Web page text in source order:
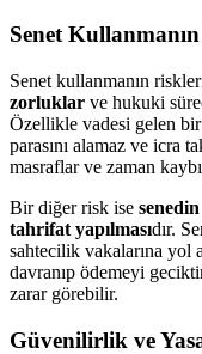
Senet
Senet kullanmanın
zorluklar ve hukuki
Özellikle vadesi gelen bir
parasını alamaz ve icra
masraflar ve zaman
Bir diğer risk ise
tahrifat yapılmasıdır.
sahtecilik vakalarına yol
davranıp ödemeyi
zarar görebilir.
Güvenilirlik ve